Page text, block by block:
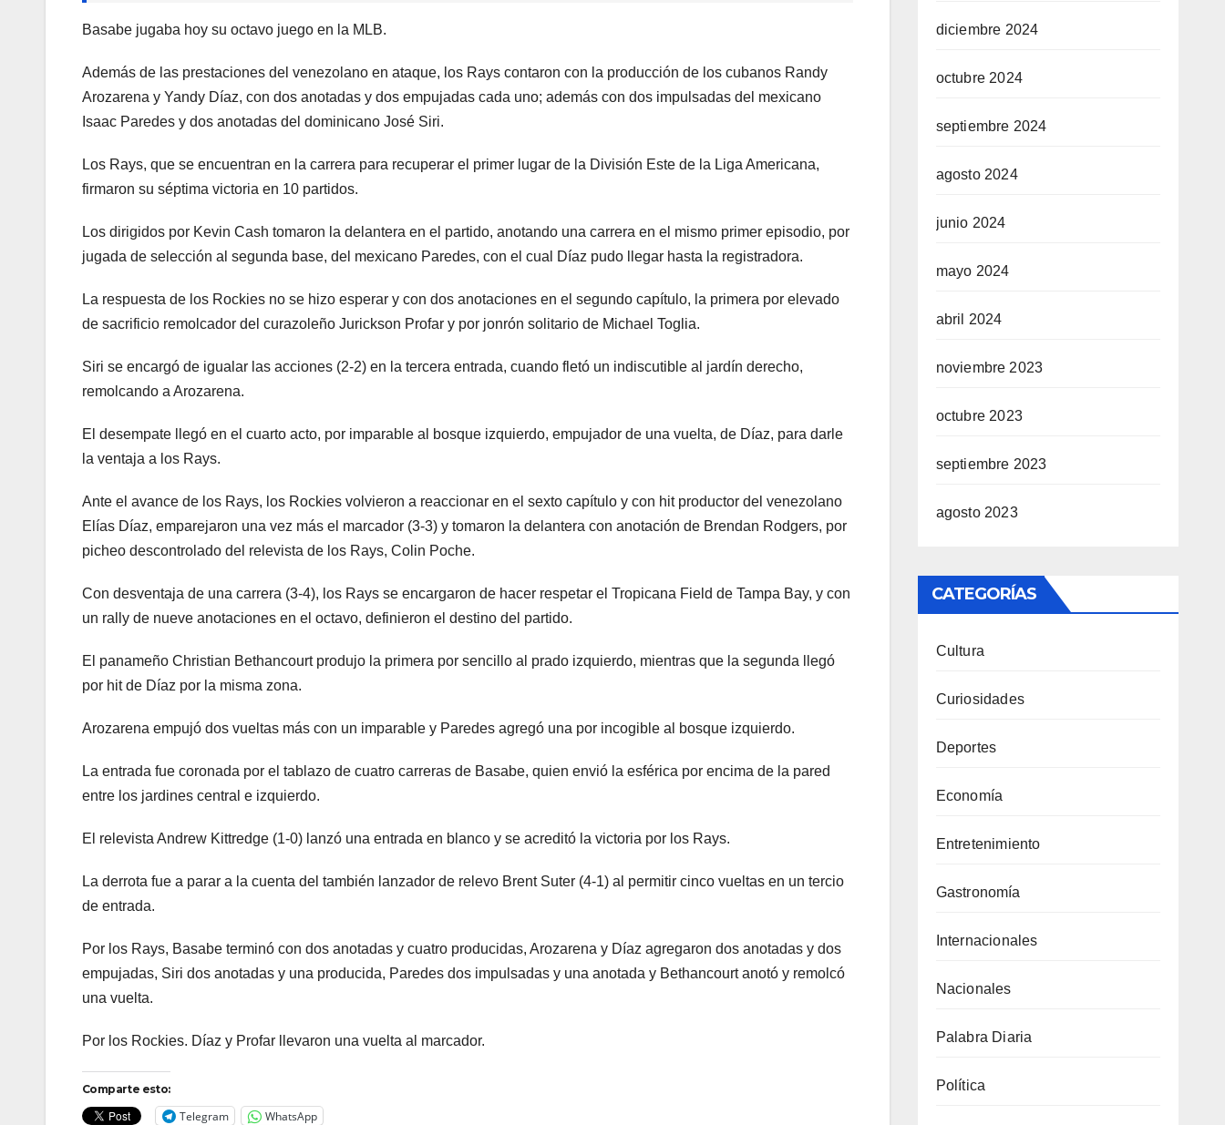
Basabe jugaba hoy su octavo juego en la MLB.
Además de las prestaciones del venezolano en ataque, los Rays contaron con la producción de los cubanos Randy
Arozarena y Yandy Díaz, con dos anotadas y dos empujadas cada uno; además con dos impulsadas del mexicano
Isaac Paredes y dos anotadas del dominicano José Siri.
Los Rays, que se encuentran en la carrera para recuperar el primer lugar de la División Este de la Liga Americana,
firmaron su séptima victoria en 10 partidos.
Los dirigidos por Kevin Cash tomaron la delantera en el partido, anotando una carrera en el mismo primer episodio, por
jugada de selección al segunda base, del mexicano Paredes, con el cual Díaz pudo llegar hasta la registradora.
La respuesta de los Rockies no se hizo esperar y con dos anotaciones en el segundo capítulo, la primera por elevado
de sacrificio remolcador del curazoleño Jurickson Profar y por jonrón solitario de Michael Toglia.
Siri se encargó de igualar las acciones (2-2) en la tercera entrada, cuando fletó un indiscutible al jardín derecho,
remolcando a Arozarena.
El desempate llegó en el cuarto acto, por imparable al bosque izquierdo, empujador de una vuelta, de Díaz, para darle
la ventaja a los Rays.
Ante el avance de los Rays, los Rockies volvieron a reaccionar en el sexto capítulo y con hit productor del venezolano
Elías Díaz, emparejaron una vez más el marcador (3-3) y tomaron la delantera con anotación de Brendan Rodgers, por
picheo descontrolado del relevista de los Rays, Colin Poche.
Con desventaja de una carrera (3-4), los Rays se encargaron de hacer respetar el Tropicana Field de Tampa Bay, y con
un rally de nueve anotaciones en el octavo, definieron el destino del partido.
El panameño Christian Bethancourt produjo la primera por sencillo al prado izquierdo, mientras que la segunda llegó
por hit de Díaz por la misma zona.
Arozarena empujó dos vueltas más con un imparable y Paredes agregó una por incogible al bosque izquierdo.
La entrada fue coronada por el tablazo de cuatro carreras de Basabe, quien envió la esférica por encima de la pared
entre los jardines central e izquierdo.
El relevista Andrew Kittredge (1-0) lanzó una entrada en blanco y se acreditó la victoria por los Rays.
La derrota fue a parar a la cuenta del también lanzador de relevo Brent Suter (4-1) al permitir cinco vueltas en un tercio
de entrada.
Por los Rays, Basabe terminó con dos anotadas y cuatro producidas, Arozarena y Díaz agregaron dos anotadas y dos
empujadas, Siri dos anotadas y una producida, Paredes dos impulsadas y una anotada y Bethancourt anotó y remolcó
una vuelta.
Por los Rockies. Díaz y Profar llevaron una vuelta al marcador.
Comparte esto:
Telegram WhatsApp
diciembre 2024
octubre 2024
septiembre 2024
agosto 2024
junio 2024
mayo 2024
abril 2024
noviembre 2023
octubre 2023
septiembre 2023
agosto 2023
CATEGORÍAS
Cultura
Curiosidades
Deportes
Economía
Entretenimiento
Gastronomía
Internacionales
Nacionales
Palabra Diaria
Política